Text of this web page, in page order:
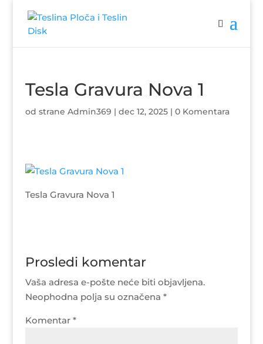
Tesla Gravura Nova 1
od strane Admin369 | dec 12, 2025| 0 Komentara
Tesla Gravura Nova 1
Prosledi komentar
Vaša adresa e-pošte neće biti objavljena.
Neophodna polja su označena *
Komentar *